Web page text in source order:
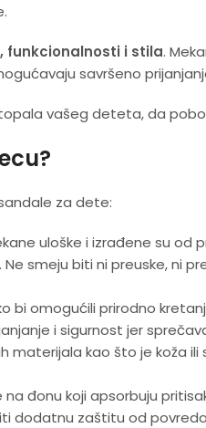
funkcionalnosti i stila.
savršeno
vašeg deteta, da
za dete:
uloške i izrađene su
smeju biti ni preuske, ni
bi omogućili prirodno
i sigurnost jer
materijala kao što je koža
đonu koji apsorbuju
dodatnu zaštitu od